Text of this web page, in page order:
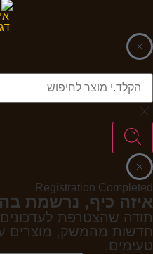
Registration Completed
איזה כיף, נרשמת
תודה שהצטרפת
חדשות מהמשק, מוצרים
טעימים.